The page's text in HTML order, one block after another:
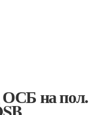
ОСБ на пол.